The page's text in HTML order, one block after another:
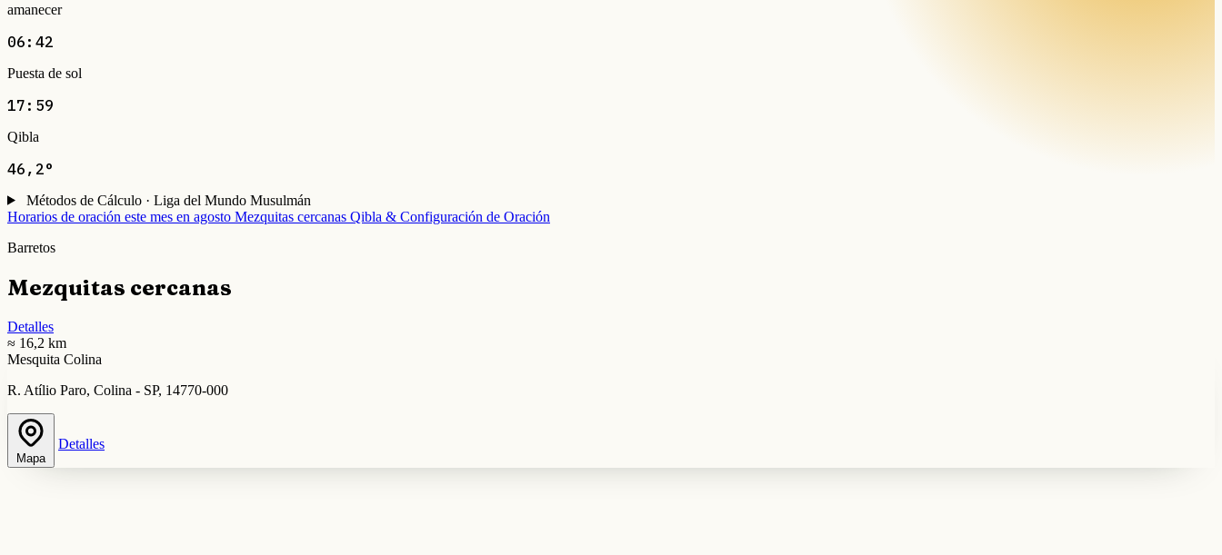
amanecer
06:42
Puesta de sol
17:59
Qibla
46,2°
Métodos de Cálculo · Liga del Mundo Musulmán
Horarios de oración este mes en agosto Mezquitas cercanas Qibla & Configuración de Oración
Barretos
Mezquitas cercanas
Detalles
≈ 16,2 km
Mesquita Colina
R. Atílio Paro, Colina - SP, 14770-000
Mapa
Detalles